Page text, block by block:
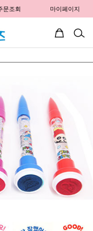
문조회 마이페이지